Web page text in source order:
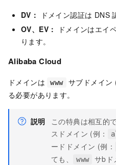
DV：
ドメイン認証は DNS
OV、EV：
ドメインはエイ
ります。
Alibaba Cloud
ドメインは www サブドメイン
る必要があります。
説明
この特典は相互的
スドメイン (例：
ードドメイン (例：
ても、
www サbド